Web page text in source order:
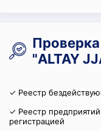
"ALTAY
✓ Реестр
✓ Реестр
регистрацией